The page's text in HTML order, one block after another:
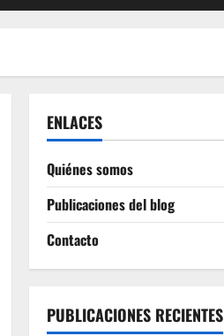
ENLACES
Quiénes somos
Publicaciones del blog
Contacto
PUBLICACIONES RECIENTES